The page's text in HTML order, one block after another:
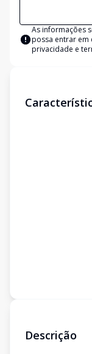
As informações
possa entrar em
privacidade e
Descrição